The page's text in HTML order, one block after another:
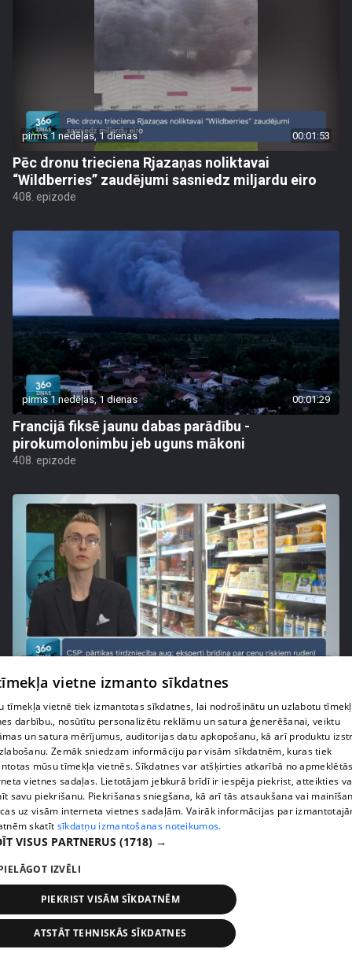
pirms 1 nedēļas, 1 dienas 00:01:53
Pēc dronu trieciena Rjazaņas noliktavai
“Wildberries” zaudējumi sasniedz miljardu eiro
408. epizode
pirms 1 nedēļas, 1 dienas 00:01:29
Francijā fiksē jaunu dabas parādību -
pirokumolonimbu jeb uguns mākoni
408. epizode
Pārtiku pērkam vairāk, bet vai “zemo cenu grozs”
tiešām samazina kopējo čeku?
408. epizode
pirms 1 nedēļas, 1 dienas
vietne izmanto sīkdatnes
tīmekļa vietnē tiek izmantotas sīkdatnes, lai nodrošinātu un uzlabotu
darbību., nosūtītu personalizētu reklāmu un satura ģenerēšanai, veiktu
un satura mērījumus, auditorijas datu apkopošanu, kā arī produktu
Zemāk sniedzam informāciju par visām sīkdatnēm, kuras tiek
mūsu tīmekļa vietnēs. Sīkdatnes var atšķirties atkarībā no
vietnes sadaļas. Lietotājam jebkurā brīdī ir iespēja piekrist, atteikties
savu piekrišanu. Piekrišanas sniegšana, kā arī tās atsaukšana vai
uz visām interneta vietnes sadaļām. Vairāk informācijas par
skatīt sīkdatņu izmantošanas noteikumos.
VISUS PARTNERUS (1718) →
IZVĒLI
PIEKRIST VISĀM SĪKDATNĒM
ATSTĀT TEHNISKĀS SĪKDATNES